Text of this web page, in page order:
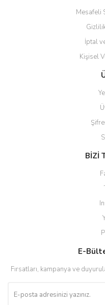
Mesafeli
İptal
Kişisel
BİZİ
E-
Fırsatları, kampanya ve